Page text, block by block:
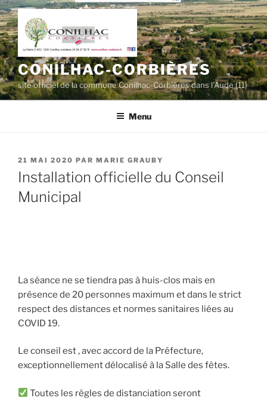
Aller
au
contenu
principal
CONILHAC-CORBIÈRES
site officiel de la commune Conilhac-Corbières dans l'Aude (11)
Menu
PUBLIÉ
LE
21 MAI 2020 PAR MARIE GRAUBY
Installation officielle du Conseil
Municipal
La séance ne se tiendra pas à huis-clos mais en
présence de 20 personnes maximum et dans le strict
respect des distances et normes sanitaires liées au
COVID 19.
Le conseil est , avec accord de la Préfecture,
exceptionnellement délocalisé à la Salle des fêtes.
Toutes les règles de distanciation seront